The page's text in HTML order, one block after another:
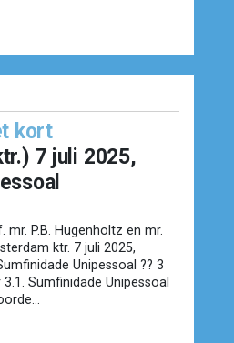
kort
7 juli 2025,
P.B. Hugenholtz en mr.
ktr. 7 juli 2025,
Unipessoal ?? 3
Sumfinidade Unipessoal